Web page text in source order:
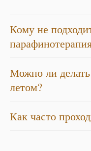
Кому не
Можно ли
летом?
Как часто